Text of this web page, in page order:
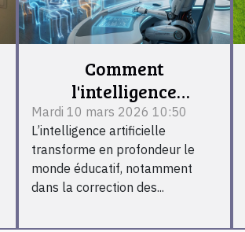
Comment
l'intelligence
artificielle
révolutionne-t-elle la
correction des
évaluations scolaires
Mardi 10 mars 2026 10:50
L’intelligence artificielle
transforme en profondeur le
monde éducatif, notamment
dans la correction des...